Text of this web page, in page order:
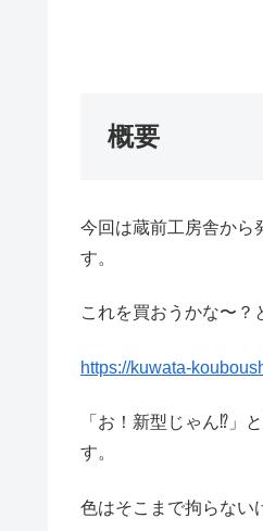
概要
今回は蔵前工房舎から
す。
これを買おうかな〜？
https://kuwata-
「お！新型じゃん⁉︎」
す。
色はそこまで拘らない